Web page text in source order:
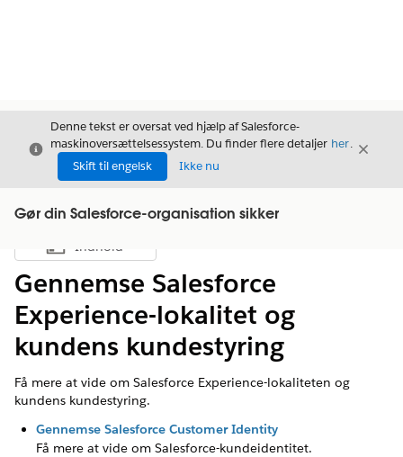
Luk
Denne tekst er oversat ved hjælp af Salesforce-
maskinoversættelsessystem. Du finder flere detaljer her.
Skift til engelsk
Ikke nu
Luk
Gør din Salesforce-organisation sikker
Vis indholdsfortegnelse
Indhold
Gennemse Salesforce
Experience-lokalitet og
kundens kundestyring
Få mere at vide om Salesforce Experience-lokaliteten og
kundens kundestyring.
Gennemse Salesforce Customer Identity
Få mere at vide om Salesforce-kundeidentitet.